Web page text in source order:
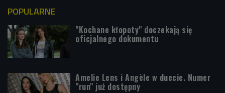
POPULARNE
"Kochane kłopoty" doczekają się
oficjalnego dokumentu
Amelie Lens i Angèle w duecie. Numer
"run" już dostępny